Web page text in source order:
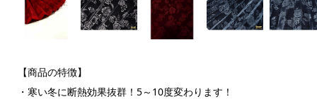
【商品の特徴】
・寒い冬に断熱効果抜群！5～10度変わります！